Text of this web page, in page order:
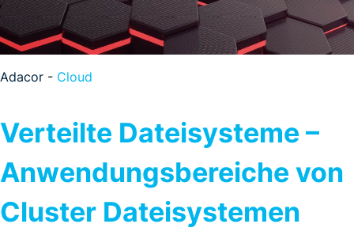
Adacor - Cloud
Verteilte Dateisysteme –
Anwendungsbereiche von
Cluster Dateisystemen